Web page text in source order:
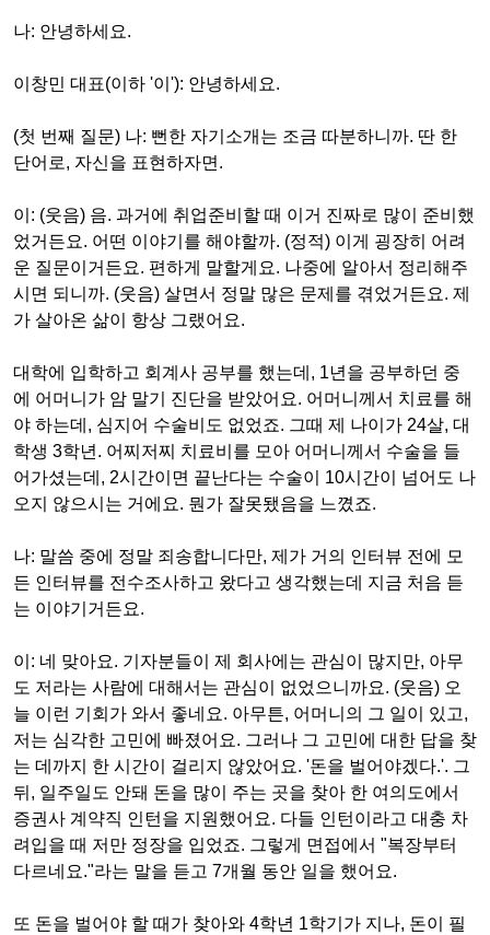
나: 안녕하세요.
이창민 대표(이하 '이 '): 안녕하세요.
(첫 번째 질문) 나: 뻔한 자기소개는 조금 따분하니까. 딴 한
단어로, 자신을 표현하자면 .
이 : (웃음) 음. 과거에 취업준비할 때 이거 진짜로 많이 준비했
었거든요. 어떤 이야기를 해야할까. (정적) 이게 굉장히 어려
운 질문이거든요. 편하게 말할게요. 나중에 알아서 정리해주
시면 되니까. (웃음) 살면서 정말 많은 문제를 겪었거든요. 제
가 살아온 삶이 항상 그랬어요.
대학에 입학하고 회계사 공부를 했는데 , 1년을 공부하던 중
에 어머니가 암 말기 진단을 받았어요. 어머니께서 치료를 해
야 하는데 , 심지어 수술비도 없었죠. 그때 제 나이가 24살, 대
학생 3학년 . 어찌저찌 치료비를 모아 어머니께서 수술을 들
어가셨는데 , 2시간이면 끝난다는 수술이 10시간이 넘어도 나
오지 않으시는 거에요. 뭔가 잘못됐음을 느꼈죠.
나: 말씀 중에 정말 죄송합니다만, 제가 거의 인터뷰 전에 모
든 인터뷰를 전수조사하고 왔다고 생각했는데 지금 처음 듣
는 이야기거든요.
이 : 네 맞아요. 기자분들이 제 회사에는 관심이 많지만, 아무
도 저라는 사람에 대해서는 관심이 없었으니까요. (웃음) 오
늘 이런 기회가 와서 좋네요. 아무튼, 어머니의 그 일이 있고,
저는 심각한 고민에 빠졌어요. 그러나 그 고민에 대한 답을 찾
는 데까지 한 시간이 걸리지 않았어요. '돈을 벌어야겠다.'. 그
뒤 , 일주일도 안돼 돈을 많이 주는 곳을 찾아 한 여의도에서
증권사 계약직 인턴을 지원했어요. 다들 인턴이라고 대충 차
려입을 때 저만 정장을 입었죠. 그렇게 면접에서 "복장부터
다르네요."라는 말을 듣고 7개월 동안 일을 했어요.
또 돈을 벌어야 할 때가 찾아와 4학년 1학기가 지나, 돈이 필